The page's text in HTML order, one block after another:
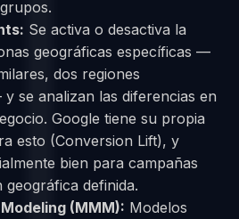
Se activa o desactiva la
geográficas específicas —
dos regiones
se analizan las diferencias en
Google tiene su propia
esto (Conversion Lift), y
bien para campañas
definida.
(MMM): Modelos